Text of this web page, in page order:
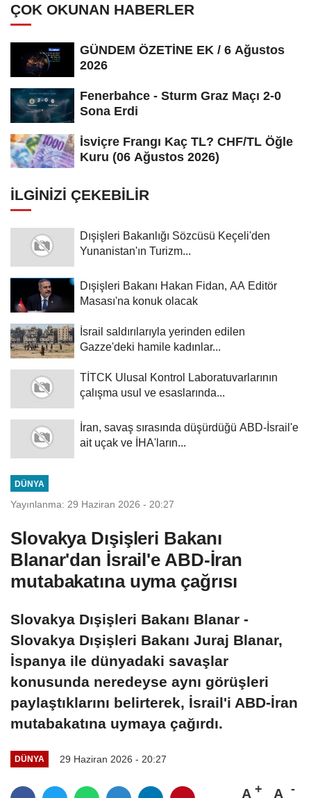
ÇOK OKUNAN HABERLER
GÜNDEM ÖZETİNE EK / 6 Ağustos
2026
Fenerbahce - Sturm Graz Maçı 2-0
Sona Erdi
İsviçre Frangı Kaç TL? CHF/TL Öğle
Kuru (06 Ağustos 2026)
İLGINIZI ÇEKEBILIR
Dışişleri Bakanlığı Sözcüsü Keçeli'den
Yunanistan'ın Turizm...
Dışişleri Bakanı Hakan Fidan, AA Editör
Masası'na konuk olacak
İsrail saldırılarıyla yerinden edilen
Gazze'deki hamile kadınlar...
TİTCK Ulusal Kontrol Laboratuvarlarının
çalışma usul ve esaslarında...
İran, savaş sırasında düşürdüğü ABD-İsrail'e
ait uçak ve İHA'ların...
DÜNYA
Yayınlanma: 29 Haziran 2026 - 20:27
Slovakya Dışişleri Bakanı
Blanar'dan İsrail'e ABD-İran
mutabakatına uyma çağrısı
Slovakya Dışişleri Bakanı Blanar -
Slovakya Dışişleri Bakanı Juraj Blanar,
İspanya ile dünyadaki savaşlar
konusunda neredeyse aynı görüşleri
paylaştıklarını belirterek, İsrail'i ABD-İran
mutabakatına uymaya çağırdı.
DÜNYA 29 Haziran 2026 - 20:27
A A